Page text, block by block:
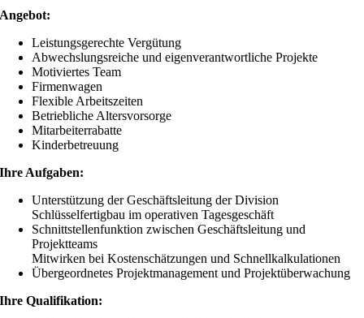
Angebot:
Leistungsgerechte Vergütung
Abwechslungsreiche und eigenverantwortliche Projekte
Motiviertes Team
Firmenwagen
Flexible Arbeitszeiten
Betriebliche Altersvorsorge
Mitarbeiterrabatte
Kinderbetreuung
Ihre Aufgaben:
Unterstützung der Geschäftsleitung der Division
Schlüsselfertigbau im operativen Tagesgeschäft
Schnittstellenfunktion zwischen Geschäftsleitung und
Projektteams
Mitwirken bei Kostenschätzungen und Schnellkalkulationen
Übergeordnetes Projektmanagement und Projektüberwachung
Ihre Qualifikation: